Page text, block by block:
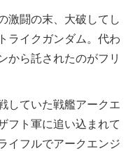
激闘の末、大破してし
ライクガンダム。代わ
から託されたのがフリ
していた戦艦アークエ
フト軍に追い込まれて
イフルでアークエンジ